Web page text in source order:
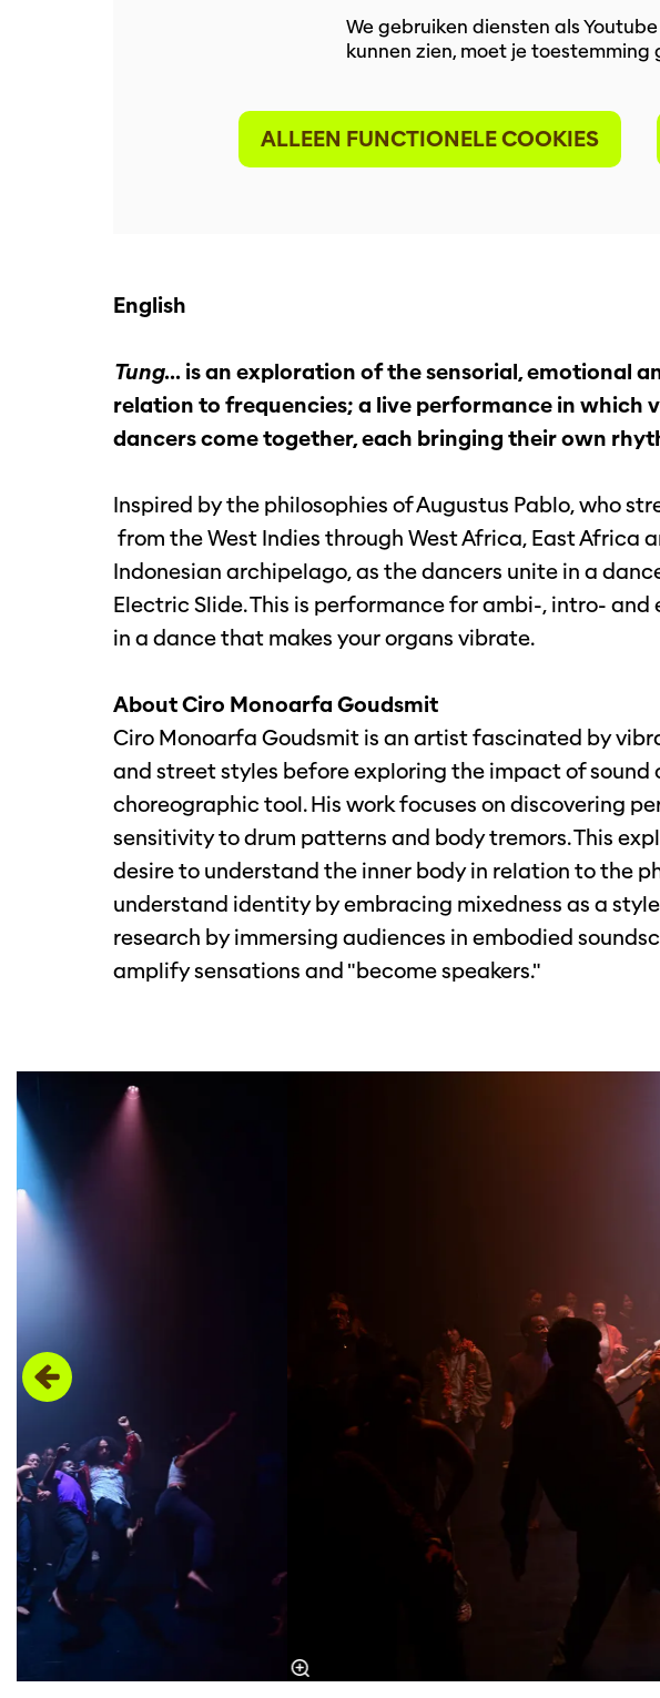
We gebruiken diensten als
kunnen zien, moet je
ALLEEN FUNCTIONELE COOKIES
English
Tung... is an exploration of the sensorial, emotional
relation to frequencies; a live performance in which
dancers come together, each bringing their own
Inspired by the philosophies of Augustus Pablo, who
from the West Indies through West Africa, East Africa
Indonesian archipelago, as the dancers unite in a
Electric Slide. This is performance for ambi-, intro-
in a dance that makes your organs vibrate.
About Ciro Monoarfa Goudsmit
Ciro Monoarfa Goudsmit is an artist fascinated by
and street styles before exploring the impact of sound
choreographic tool. His work focuses on discovering
sensitivity to drum patterns and body tremors. This
desire to understand the inner body in relation to the
understand identity by embracing mixedness as a
research by immersing audiences in embodied
amplify sensations and "become speakers."
Overslaan
Inzoomen